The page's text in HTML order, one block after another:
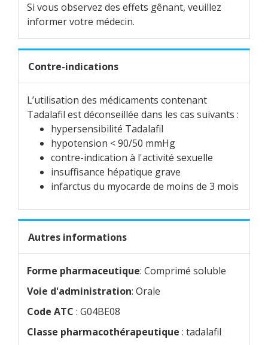
Si vous observez des effets gênant, veuillez
informer votre médecin.
Contre-indications
L’utilisation des médicaments contenant
Tadalafil est déconseillée dans les cas suivants :
hypersensibilité Tadalafil
hypotension < 90/50 mmHg
contre-indication à l'activité sexuelle
insuffisance hépatique grave
infarctus du myocarde de moins de 3 mois
Autres informations
Forme pharmaceutique: Comprimé soluble
Voie d'administration: Orale
Code ATC : G04BE08
Classe pharmacothérapeutique : tadalafil